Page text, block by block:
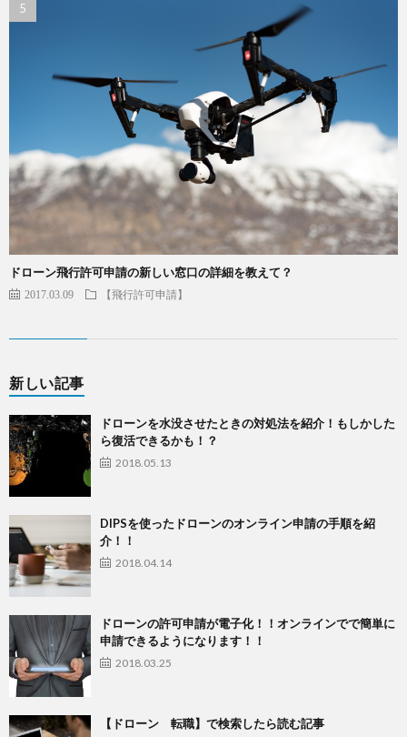
ドローン飛行許可申請の新しい窓口の詳細を教えて？
2017.03.09 【飛行許可申請】
新しい記事
ドローンを水没させたときの対処法を紹介！もしかした
ら復活できるかも！？
2018.05.13
DIPSを使ったドローンのオンライン申請の手順を紹
介！！
2018.04.14
ドローンの許可申請が電子化！！オンラインでで簡単に
申請できるようになります！！
2018.03.25
【ドローン 転職】で検索したら読む記事